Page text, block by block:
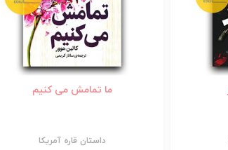
ما تمامش می کنیم
داستان قاره آمریکا